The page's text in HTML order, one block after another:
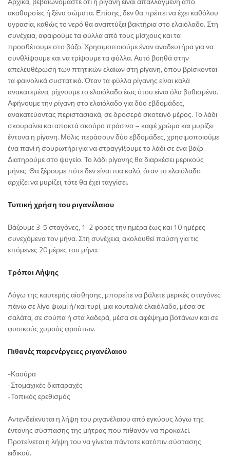
ακαθαρσίες ή ξένα σώματα. Επίσης, δεν θα πρέπει να έχει καθόλου
υγρασία, καθώς το νερό θα αναπτύξει βακτήρια στο ελαιόλαδο. Στη
συνέχεια, αφαιρούμε τα φύλλα από τους μίσχους και τα
προσθέτουμε στο βάζο. Χρησιμοποιούμε έναν αναδευτήρα για να
συνθλίψουμε και να τρίψουμε τα φύλλα. Αυτό βοηθά στην
απελευθέρωση των πτητικών ελαίων στη ρίγανη, όπου βρίσκονται
τα φαινολικά συστατικά. Όταν τα φύλλα ρίγανης είναι καλά
ανακατεμένα, ρίχνουμε το ελαιόλαδο έως ότου είναι όλα βυθισμένα.
Αφήνουμε την ρίγανη στο ελαιόλαδο για δύο εβδομάδες,
ανακατεύοντας περιστασιακά, σε δροσερό σκοτεινό μέρος. Το λάδι
σκουραίνει και αποκτά σκούρο πράσινο – καφέ χρώμα και μυρίζει
έντονα η ρίγανη. Μόλις περάσουν δύο εβδομάδες, χρησιμοποιούμε
ένα πανί ή σουρωτήρι για να στραγγίξουμε το λάδι σε ένα βάζο.
Διατηρούμε στο ψυγείο. Το λάδι ρίγανης θα διαρκέσει μερικούς
μήνες. Θα ξέρουμε πότε δεν είναι πια καλό, όταν το ελαιόλαδο
αρχίζει να μυρίζει, τότε θα έχει ταγγίσει.
Τυπική χρήση του ριγανέλαιου
Βάζουμε 3-5 σταγόνες, 1-2 φορές την ημέρα έως και 10 ημέρες
συνεχόμενα τον μήνα. Στη συνέχεια, ακολουθεί παύση για τις
επόμενες 20 μέρες του μήνα.
Τρόποι Λήψης
Λόγω της καυτερής αίσθησης, μπορείτε να βάλετε μερικές σταγόνες
πάνω σε λίγο ψωμί ή/και τυρί, μια κουταλιά ελαιόλαδο, μέσα σε
σαλάτα, σε σούπα ή στα λαδερά, μέσα σε αφέψημα βοτάνων και σε
φυσικούς χυμούς φρούτων.
Πιθανές παρενέργειες ριγανέλαιου
-Καούρα
-Στομαχικές διαταραχές
-Τοπικός ερεθισμός
Αντενδείκνυται η λήψη του ριγανέλαιου από εγκύους λόγω της
έντονης σύσπασης της μήτρας που πιθανόν να προκαλεί.
Προτείνεται η λήψη του να γίνεται πάντοτε κατόπιν σύστασης
ειδικού.